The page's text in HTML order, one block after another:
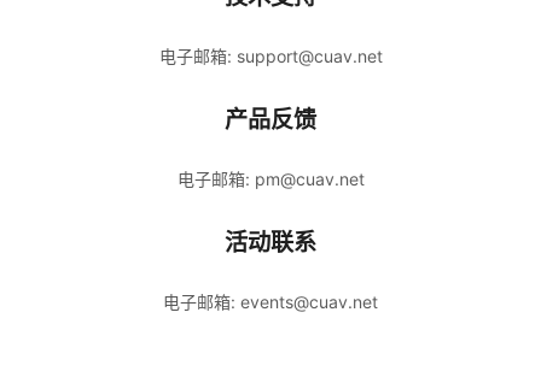
电子邮箱: support@cuav.net
产品反馈
电子邮箱: pm@cuav.net
活动联系
电子邮箱: events@cuav.net